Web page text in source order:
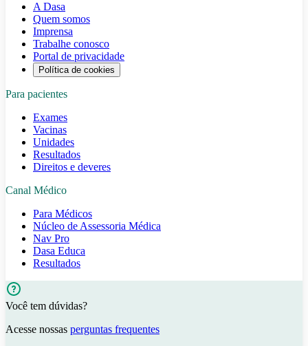
A Dasa
Quem somos
Imprensa
Trabalhe conosco
Portal de privacidade
Política de cookies
Para pacientes
Exames
Vacinas
Unidades
Resultados
Direitos e deveres
Canal Médico
Para Médicos
Núcleo de Assessoria Médica
Nav Pro
Dasa Educa
Resultados
Você tem dúvidas?
Acesse nossas perguntas frequentes